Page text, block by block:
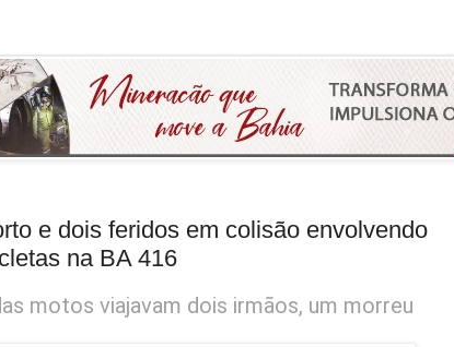
e dois feridos em colisão envolvendo
na BA 416
motos viajavam dois irmãos, um morreu